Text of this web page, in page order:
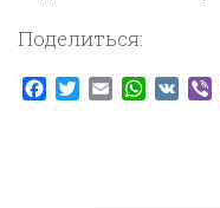
Поделиться:
Facebook
TwitterEmail VK